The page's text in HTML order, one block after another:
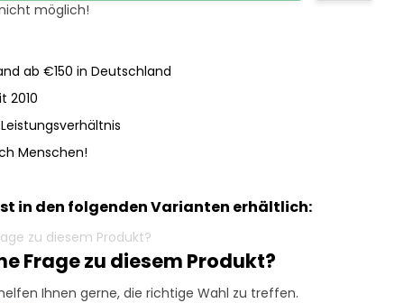
möglich!
ab €150 in Deutschland
2010
Menschen!
in den folgenden Varianten erhältlich:
Frage zu diesem Produkt?
Ihnen gerne, die richtige Wahl zu treffen.